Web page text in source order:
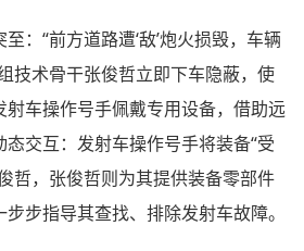
：“前方道路遭‘敌’炮火损毁，车辆
技术骨干张俊哲立即下车隐蔽，使
车操作号手佩戴专用设备，借助远
交互：发射车操作号手将装备“受
哲，张俊哲则为其提供装备零部件
步指导其查找、排除发射车故障。